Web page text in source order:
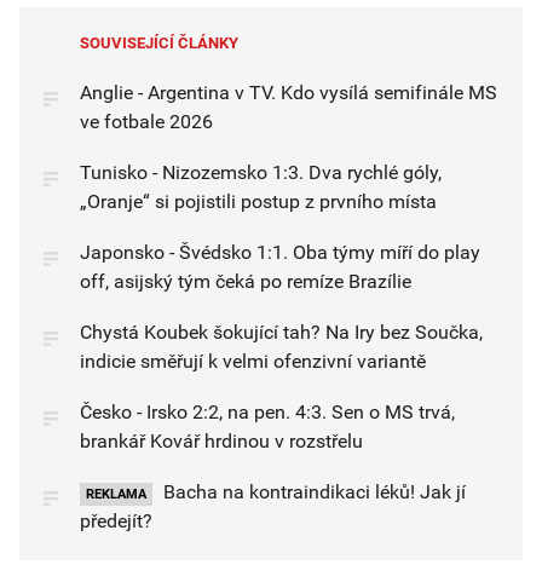
SOUVISEJÍCÍ ČLÁNKY
Anglie - Argentina v TV. Kdo vysílá semifinále MS
ve fotbale 2026
Tunisko - Nizozemsko 1:3. Dva rychlé góly,
„Oranje“ si pojistili postup z prvního místa
Japonsko - Švédsko 1:1. Oba týmy míří do play
off, asijský tým čeká po remíze Brazílie
Chystá Koubek šokující tah? Na Iry bez Součka,
indicie směřují k velmi ofenzivní variantě
Česko - Irsko 2:2, na pen. 4:3. Sen o MS trvá,
brankář Kovář hrdinou v rozstřelu
REKLAMA
Bacha na kontraindikaci léků! Jak jí
předejít?